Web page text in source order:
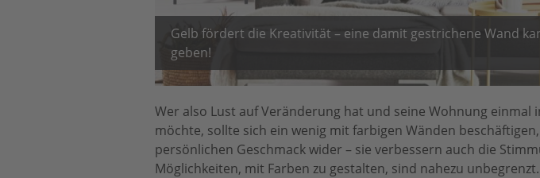
Gelb fördert die Kreativität – eine damit gestrichene Wand
geben!
Wer also Lust auf Veränderung hat und seine Wohnung
möchte, sollte sich ein wenig mit farbigen Wänden
persönlichen Geschmack wider – sie verbessern auch die
Möglichkeiten, mit Farben zu gestalten, sind nahezu